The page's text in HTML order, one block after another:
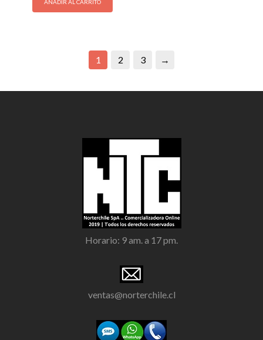
AÑADIR AL CARRITO
1 2 3 →
Horario: 9 am. a 17 pm.
ventas@norterchile.cl